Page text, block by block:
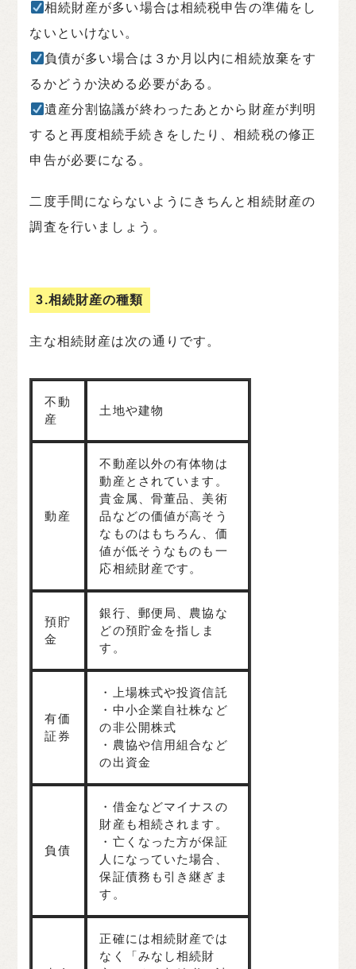
相続財産が多い場合は相続税申告の準備をし
ないといけない。
負債が多い場合は３か月以内に相続放棄をす
るかどうか決める必要がある。
遺産分割協議が終わったあとから財産が判明
すると再度相続手続きをしたり、相続税の修正
申告が必要になる。
二度手間にならないようにきちんと相続財産の
調査を行いましょう。
3.相続財産の種類
主な相続財産は次の通りです。
不動
産
土地や建物
動産
不動産以外の有体物は
動産とされています。
貴金属、骨董品、美術
品などの価値が高そう
なものはもちろん、価
値が低そうなものも一
応相続財産です。
預貯
金
銀行、郵便局、農協な
どの預貯金を指しま
す。
有価
証券
・上場株式や投資信託
・中小企業自社株など
の非公開株式
・農協や信用組合など
の出資金
負債
・借金などマイナスの
財産も相続されます。
・亡くなった方が保証
人になっていた場合、
保証債務も引き継ぎま
す。
正確には相続財産では
なく「みなし相続財